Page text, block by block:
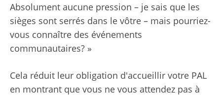
Absolument aucune pression – je sais que les
sièges sont serrés dans le vôtre – mais pourriez-
vous connaître des événements
communautaires? »
Cela réduit leur obligation d'accueillir votre PAL
en montrant que vous ne vous attendez pas à